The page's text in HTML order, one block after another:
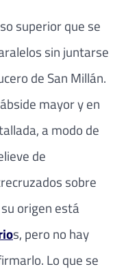
superior que se
sin juntarse
de San Millán.
mayor y en
a modo de
de
sobre
origen está
s, pero no hay
Lo que se